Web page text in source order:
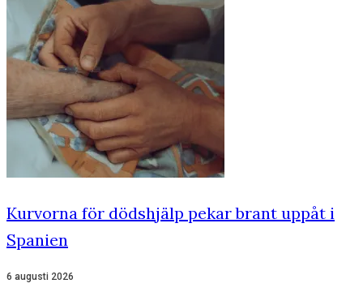
Kurvorna för dödshjälp pekar brant uppåt i
Spanien
6 augusti 2026